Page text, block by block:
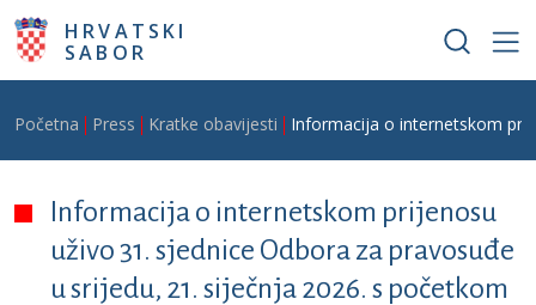
Skoči na glavni sadržaj
HRVATSKI
SABOR
Breadcrumb
Početna Press Kratke obavijesti Informacija o internetskom
Informacija o internetskom prijenosu
uživo 31. sjednice Odbora za pravosuđe
u srijedu, 21. siječnja 2026. s početkom